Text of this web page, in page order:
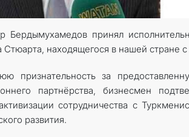
принял
находящегося в нашей стране
признательность за
партнёрства, бизнесмен
сотрудничества с
развития.